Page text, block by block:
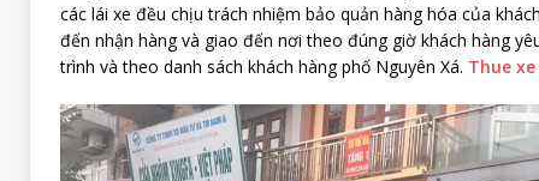
các lái xe đều chịu trách nhiệm bảo quản hàng hóa của
đến nhận hàng và giao đến nơi theo đúng giờ khách hàng
trình và theo danh sách khách hàng phố Nguyên Xá. Thue